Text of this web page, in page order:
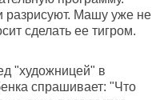
разрисуют. Машу уже не
сделать ее тигром.
"художницей" в
спрашивает: "Что